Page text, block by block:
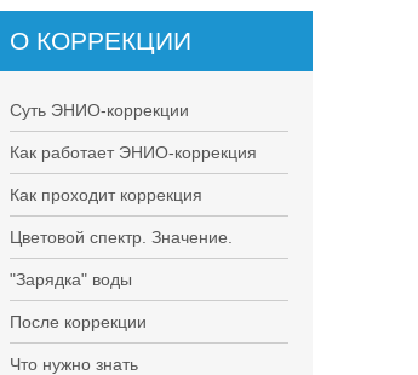
О КОРРЕКЦИИ
Суть ЭНИО-коррекции
Как работает ЭНИО-коррекция
Как проходит коррекция
Цветовой спектр. Значение.
"Зарядка" воды
После коррекции
Что нужно знать